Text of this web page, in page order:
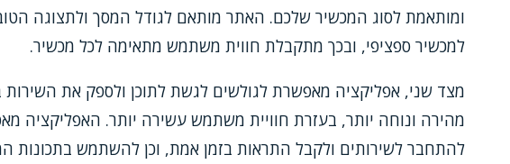
ומותאמת לסוג המכשיר שלכם. האתר מותאם לגודל המסך ולתצוגה
למכשיר ספציפי, ובכך מתקבלת חווית משתמש מתאימה לכל מכשיר.
מצד שני, אפליקציה מאפשרת לגולשים לגשת לתוכן ולספק את השירות
מהירה ונוחה יותר, בעזרת חוויית משתמש עשירה יותר. האפליקציה
להתחבר לשירותים ולקבל התראות בזמן אמת, וכן להשתמש בתכונות